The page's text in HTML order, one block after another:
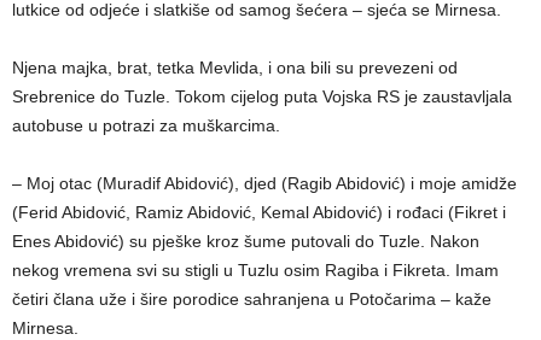
lutkice od odjeće i slatkiše od samog šećera – sjeća se Mirnesa.
Njena majka, brat, tetka Mevlida, i ona bili su prevezeni od
Srebrenice do Tuzle. Tokom cijelog puta Vojska RS je zaustavljala
autobuse u potrazi za muškarcima.
– Moj otac (Muradif Abidović), djed (Ragib Abidović) i moje amidže
(Ferid Abidović, Ramiz Abidović, Kemal Abidović) i rođaci (Fikret i
Enes Abidović) su pješke kroz šume putovali do Tuzle. Nakon
nekog vremena svi su stigli u Tuzlu osim Ragiba i Fikreta. Imam
četiri člana uže i šire porodice sahranjena u Potočarima – kaže
Mirnesa.